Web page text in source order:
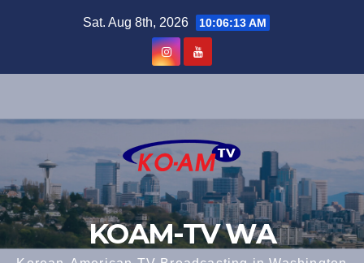
Sat. Aug 8th, 2026 10:06:14 AM
KOAM-TV WA